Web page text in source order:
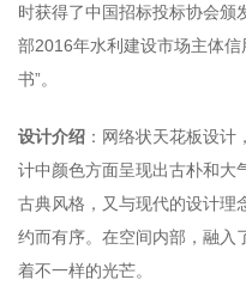
时获得了中国招标投标协会颁
部2016年水利建设市场主体
书”。
设计介绍 ：网络状天花板设
计中颜色方面呈现出古朴和大
古典风格，又与现代的设计理
约而有序。在空间内部，融入
着不一样的光芒。